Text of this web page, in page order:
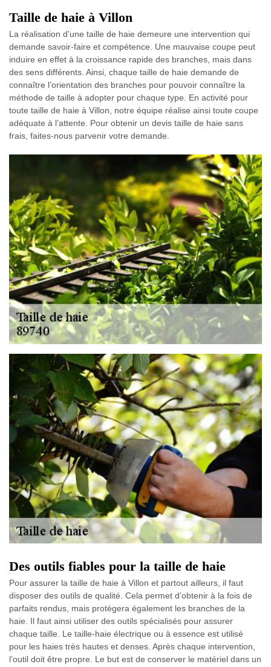
Taille de haie à Villon
La réalisation d’une taille de haie demeure une intervention qui
demande savoir-faire et compétence. Une mauvaise coupe peut
induire en effet à la croissance rapide des branches, mais dans
des sens différents. Ainsi, chaque taille de haie demande de
connaître l’orientation des branches pour pouvoir connaître la
méthode de taille à adopter pour chaque type. En activité pour
toute taille de haie à Villon, notre équipe réalise ainsi toute coupe
adéquate à l’attente. Pour obtenir un devis taille de haie sans
frais, faites-nous parvenir votre demande.
Des outils fiables pour la taille de haie
Pour assurer la taille de haie à Villon et partout ailleurs, il faut
disposer des outils de qualité. Cela permet d’obtenir à la fois de
parfaits rendus, mais protègera également les branches de la
haie. Il faut ainsi utiliser des outils spécialisés pour assurer
chaque taille. Le taille-haie électrique ou à essence est utilisé
pour les haies très hautes et denses. Après chaque intervention,
l’outil doit être propre. Le but est de conserver le matériel dans un